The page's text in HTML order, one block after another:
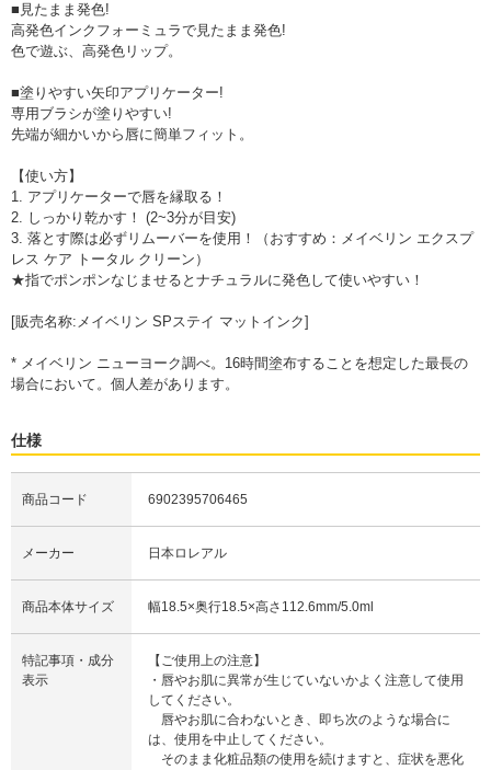
■見たまま発色!
高発色インクフォーミュラで見たまま発色!
色で遊ぶ、高発色リップ。
■塗りやすい矢印アプリケーター!
専用ブラシが塗りやすい!
先端が細かいから唇に簡単フィット。
【使い方】
1. アプリケーターで唇を縁取る！
2. しっかり乾かす！ (2~3分が目安)
3. 落とす際は必ずリムーバーを使用！（おすすめ：メイベリン エクスプ
レス ケア トータル クリーン）
★指でポンポンなじませるとナチュラルに発色して使いやすい！
[販売名称:メイベリン SPステイ マットインク]
* メイベリン ニューヨーク調べ。16時間塗布することを想定した最長の
場合において。個人差があります。
仕様
商品コード 6902395706465
メーカー 日本ロレアル
商品本体サイズ 幅18.5×奥行18.5×高さ112.6mm/5.0ml
特記事項・成分
表示
【ご使用上の注意】
・唇やお肌に異常が生じていないかよく注意して使用
してください。
唇やお肌に合わないとき、即ち次のような場合に
は、使用を中止してください。
そのまま化粧品類の使用を続けますと、症状を悪化